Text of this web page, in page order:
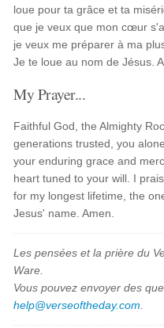
loue pour ta grâce et ta
que je veux que mon cœur
je veux me préparer à ma
Je te loue au nom de Jésus.
My Prayer...
Faithful God, the Almighty
generations trusted, you
your enduring grace and
heart tuned to your will. I
for my longest lifetime, the
Jesus' name. Amen.
Les pensées et la prière du
Ware.
Vous pouvez envoyer des
help@verseoftheday.com